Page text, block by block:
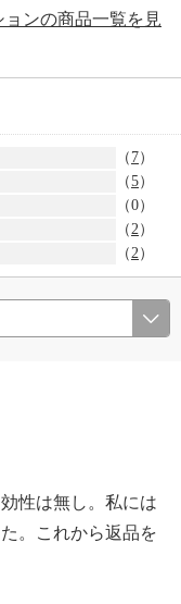
ンの商品一覧を見
（ 7）
（5）
（0）
（2）
（2）
性は無し。私には
。これから返品を